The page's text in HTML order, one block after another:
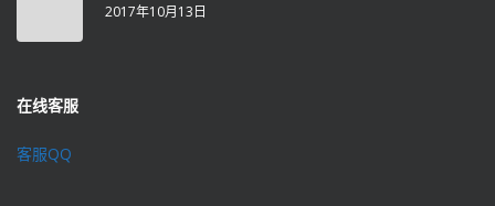
2017年10月13日
在线客服
客服QQ